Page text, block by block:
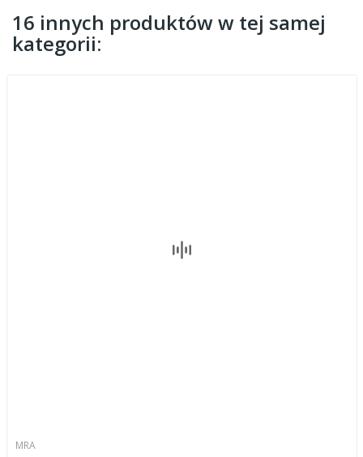
16 innych produktów w tej samej
kategorii:
MRA